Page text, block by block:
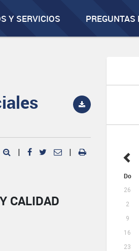
Y SERVICIOS PREGUNTAS
Do
26
2
9
16
23
| |
CALIDAD